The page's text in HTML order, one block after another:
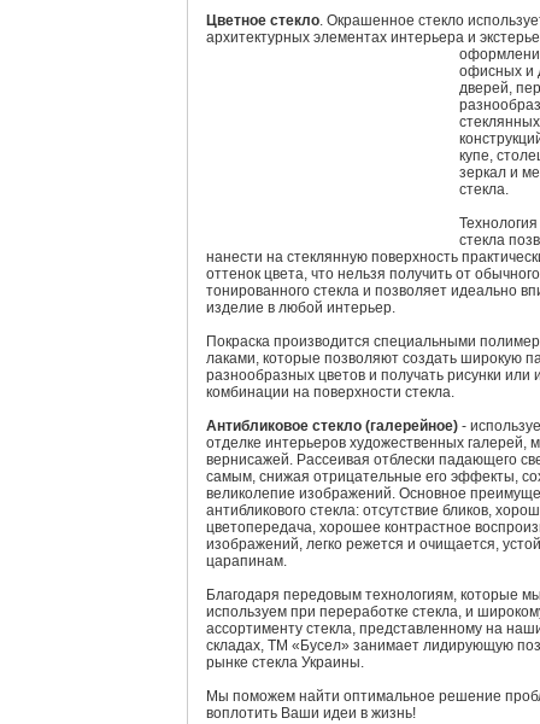
Цветное стекло. Окрашенное стекло
архитектурных элементах интерьера и
офисных и
дверей,
стеклянных
купе,
зеркал и
стекла.
стекла
нанести на стеклянную поверхность
оттенок цвета, что нельзя получить от обычного
тонированного стекла и позволяет идеально
изделие в любой интерьер.
Покраска производится специальными
лаками, которые позволяют создать широкую
разнообразных цветов и получать рисунки или
комбинации на поверхности стекла.
Антибликовое стекло (галерейное) -
отделке интерьеров художественных галерей,
вернисажей. Рассеивая отблески падающего
самым, снижая отрицательные его эффекты,
великолепие изображений. Основное
антибликового стекла: отсутствие бликов,
цветопередача, хорошее контрастное
изображений, легко режется и очищается,
царапинам.
Благодаря передовым технологиям, которые
используем при переработке стекла, и
ассортименту стекла, представленному на
складах, ТМ «Бусел» занимает лидирующую
рынке стекла Украины.
Мы поможем найти оптимальное решение
воплотить Ваши идеи в жизнь!